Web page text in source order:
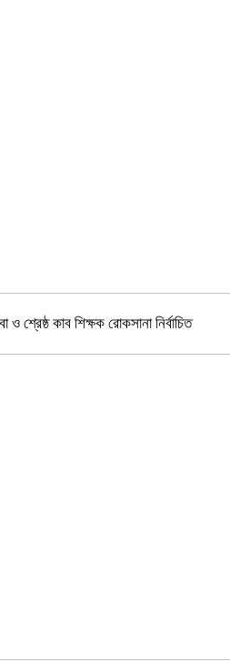
ও শ্রেষ্ঠ কাব শিক্ষক রোকসানা নির্বাচিত